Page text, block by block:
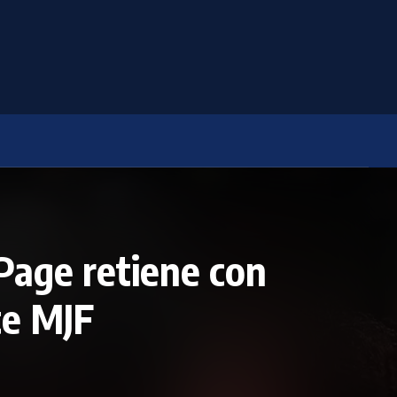
retiene con
MJF